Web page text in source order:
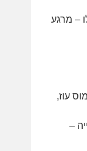
– מרגע
עוז,
–